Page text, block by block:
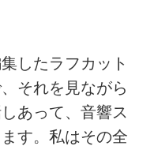
したラフカット
それを見ながら
あって、音響ス
す。私はその全